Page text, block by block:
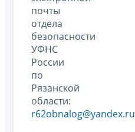
почты
отдела
безопасности
УФНС
России
по
Рязанской
области:
r62obnalog@yandex.ru